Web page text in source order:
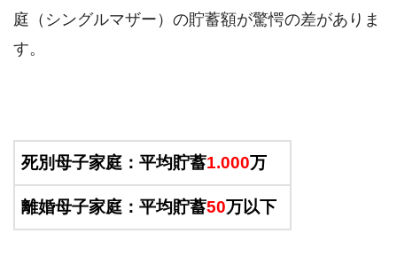
庭（シングルマザー）の貯蓄額が驚愕の差がありま
す。
死別母子家庭：平均貯蓄1.000万
離婚母子家庭：平均貯蓄50万以下